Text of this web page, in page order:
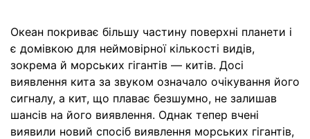
Океан покриває більшу частину поверхні планети і
є домівкою для неймовірної кількості видів,
зокрема й морських гігантів — китів. Досі
виявлення кита за звуком означало очікування його
сигналу, а кит, що плаває безшумно, не залишав
шансів на його виявлення. Однак тепер вчені
виявили новий спосіб виявлення морських гігантів,